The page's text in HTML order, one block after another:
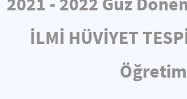
İLMİ HÜVİYET
Öğretim